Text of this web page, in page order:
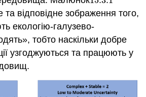
та відповідне зображення того,
екологію-галузево-
тобто наскільки добре
узгоджуються та працюють у